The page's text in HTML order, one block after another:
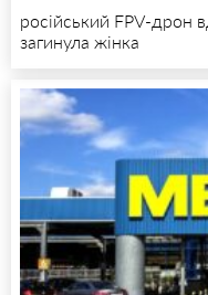
російський FPV-дрон
загинула жінка